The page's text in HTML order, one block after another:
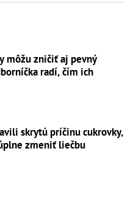
môžu zničiť aj pevný
radí, čím ich
skrytú príčinu cukrovky,
zmeniť liečbu